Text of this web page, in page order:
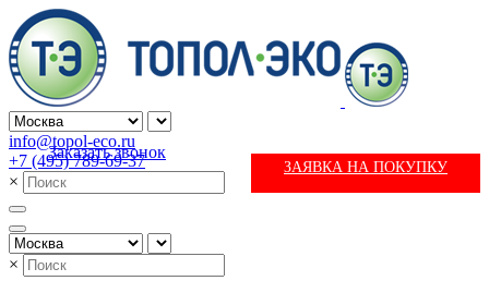
info@topol-eco.ru
+7 (495) 789-69-37
Заказать звонок
ЗАЯВКА НА ПОКУПКУ
×
×